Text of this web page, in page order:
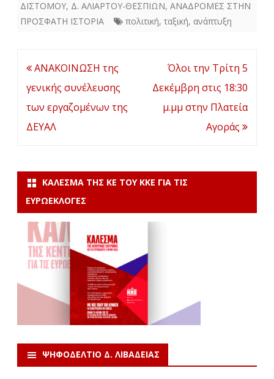
ΔΙΣΤΟΜΟΥ, Δ. ΑΛΙΑΡΤΟΥ-ΘΕΣΠΙΩΝ, ΑΝΑΔΡΟΜΕΣ ΣΤΗΝ
ΠΡΟΣΦΑΤΗ ΙΣΤΟΡΙΑ
πολιτική, ταξική, ανάπτυξη
Πλοήγηση
άρθρων
ΑΝΑΚΟΙΝΩΣΗ της
γενικής συνέλευσης
των εργαζομένων της
ΔΕΥΑΛ
Όλοι την Τρίτη 5
Δεκέμβρη στις 18:30
μ.μμ στην Πλατεία
Αγοράς
ΚΆΛΕΣΜΑ ΤΗΣ ΚΕ ΤΟΥ ΚΚΕ ΓΙΑ ΤΙΣ
ΕΥΡΩΕΚΛΟΓΈΣ
ΨΗΦΟΔΕΛΤΙΟ Δ. ΛΙΒΑΔΕΙΑΣ